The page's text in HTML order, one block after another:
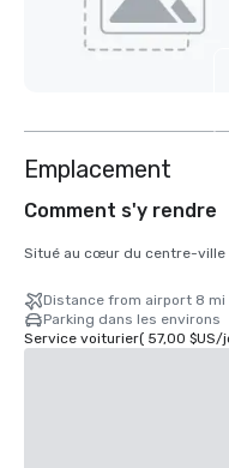
Emplacement
Comment s'y rendre
Situé au cœur du centre-ville
Distance from airport 8 mi
Parking dans les environs
Service voiturier( 57,00 $US/